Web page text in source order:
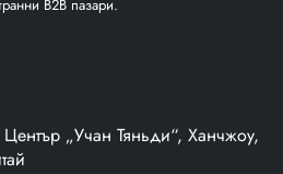
B2B пазари.
„Учан Тяньди“, Ханчжоу,